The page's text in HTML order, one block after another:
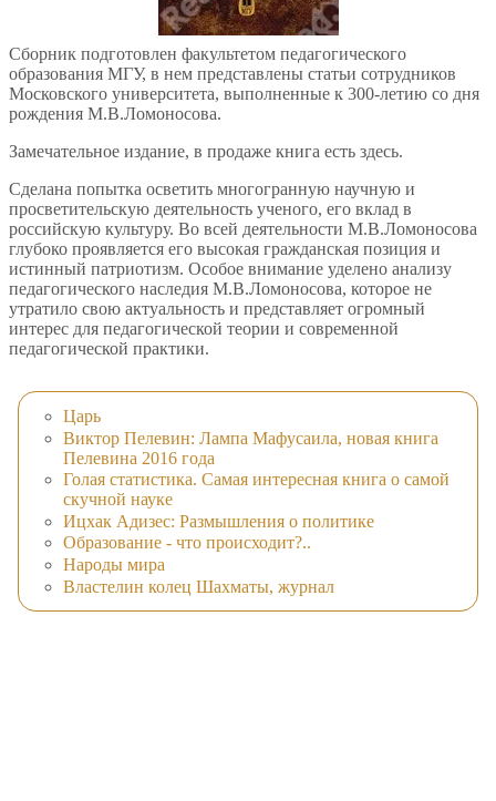
Сборник подготовлен факультетом педагогического
образования МГУ, в нем представлены статьи сотрудников
Московского университета, выполненные к 300-летию со дня
рождения М.В.Ломоносова.
Замечательное издание, в продаже книга есть здесь.
Сделана попытка осветить многогранную научную и
просветительскую деятельность ученого, его вклад в
российскую культуру. Во всей деятельности М.В.Ломоносова
глубоко проявляется его высокая гражданская позиция и
истинный патриотизм. Особое внимание уделено анализу
педагогического наследия М.В.Ломоносова, которое не
утратило свою актуальность и представляет огромный
интерес для педагогической теории и современной
педагогической практики.
Царь
Виктор Пелевин: Лампа Мафусаила, новая книга
Пелевина 2016 года
Голая статистика. Самая интересная книга о самой
скучной науке
Ицхак Адизес: Размышления о политике
Образование - что происходит?..
Народы мира
Властелин колец Шахматы, журнал